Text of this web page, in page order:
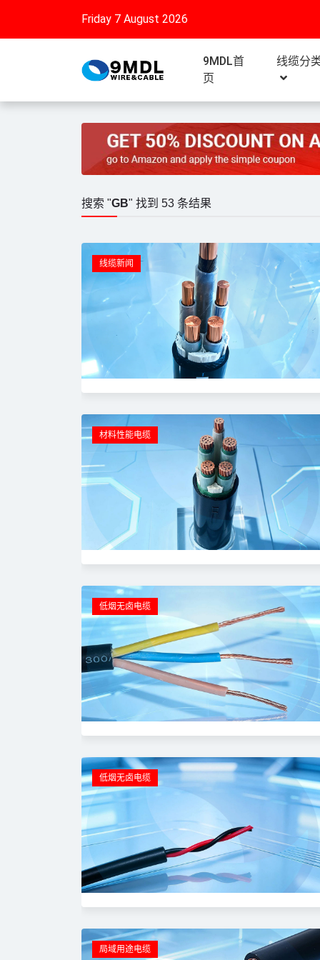
Friday 7 August 2026
9MDL首
页
线缆分
搜索 "GB" 找到 53 条结果
线缆新闻
材料性能电缆
低烟无卤电缆
低烟无卤电缆
局域用途电缆